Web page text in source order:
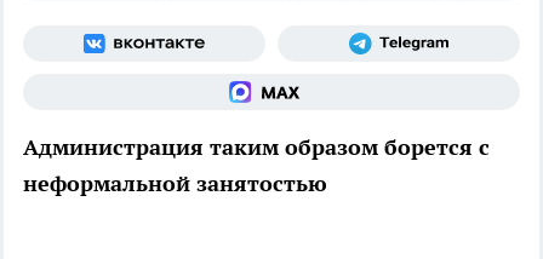
Администрация таким образом борется с
неформальной занятостью